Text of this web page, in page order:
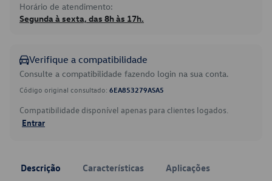
Horário de atendimento:
Segunda à sexta, das 8h às 17h.
Verifique a compatibilidade
Consulte a compatibilidade fazendo login na sua conta.
Código original consultado: 6EA853279ASA5
Compatibilidade disponível apenas para clientes logados.
Entrar
Descrição Características Aplicações